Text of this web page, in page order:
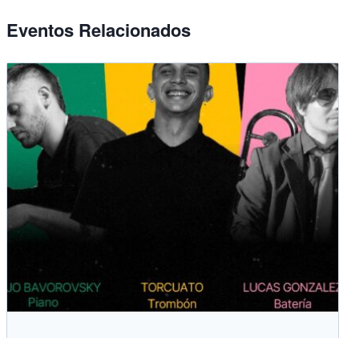
Eventos Relacionados